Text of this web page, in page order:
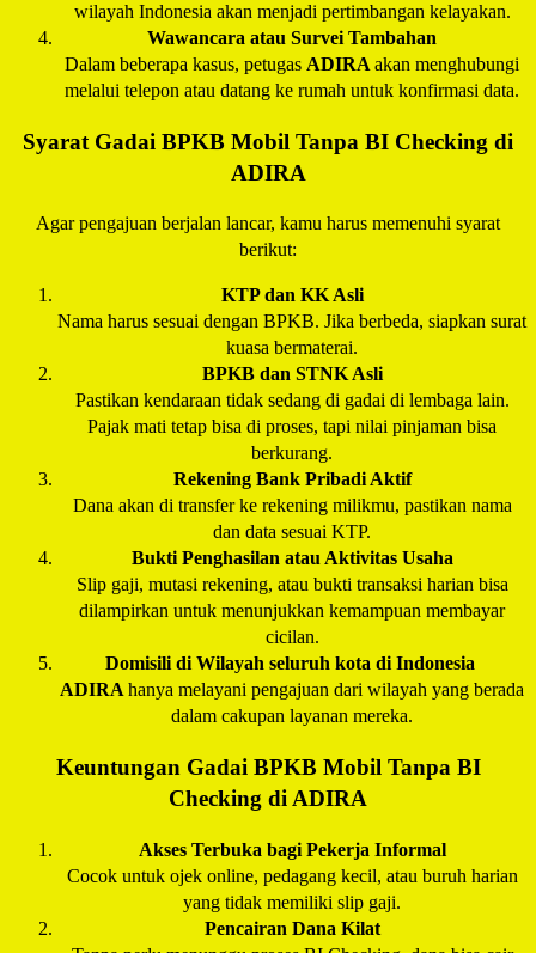
wilayah Indonesia akan menjadi pertimbangan kelayakan.
Wawancara atau Survei Tambahan
Dalam beberapa kasus, petugas ADIRA akan menghubungi
melalui telepon atau datang ke rumah untuk konfirmasi data.
Syarat Gadai BPKB Mobil Tanpa BI Checking di
ADIRA
Agar pengajuan berjalan lancar, kamu harus memenuhi syarat
berikut:
KTP dan KK Asli
Nama harus sesuai dengan BPKB. Jika berbeda, siapkan surat
kuasa bermaterai.
BPKB dan STNK Asli
Pastikan kendaraan tidak sedang di gadai di lembaga lain.
Pajak mati tetap bisa di proses, tapi nilai pinjaman bisa
berkurang.
Rekening Bank Pribadi Aktif
Dana akan di transfer ke rekening milikmu, pastikan nama
dan data sesuai KTP.
Bukti Penghasilan atau Aktivitas Usaha
Slip gaji, mutasi rekening, atau bukti transaksi harian bisa
dilampirkan untuk menunjukkan kemampuan membayar
cicilan.
Domisili di Wilayah seluruh kota di Indonesia
ADIRA hanya melayani pengajuan dari wilayah yang berada
dalam cakupan layanan mereka.
Keuntungan Gadai BPKB Mobil Tanpa BI
Checking di ADIRA
Akses Terbuka bagi Pekerja Informal
Cocok untuk ojek online, pedagang kecil, atau buruh harian
yang tidak memiliki slip gaji.
Pencairan Dana Kilat